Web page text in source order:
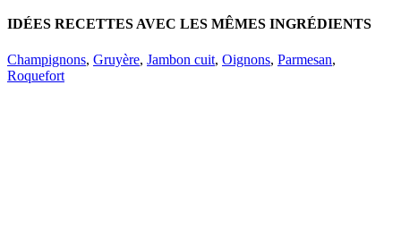
IDÉES RECETTES AVEC LES MÊMES INGRÉDIENTS
Champignons, Gruyère, Jambon cuit, Oignons, Parmesan,
Roquefort